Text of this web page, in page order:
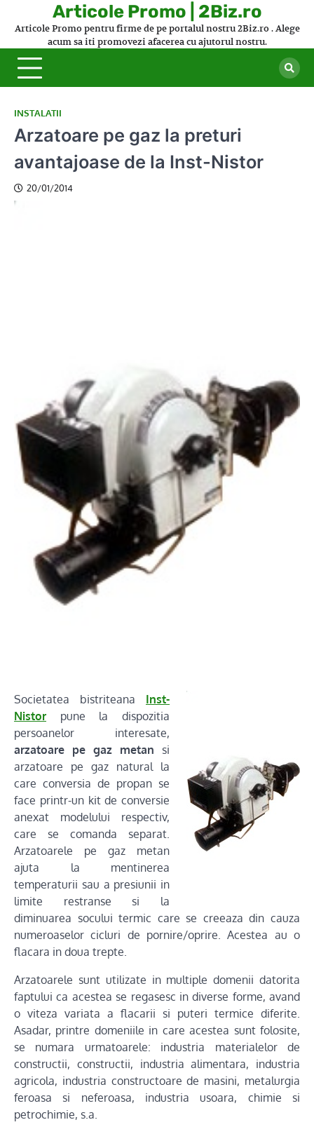
Articole Promo | 2Biz.ro
Articole Promo pentru firme de pe portalul nostru 2Biz.ro . Alege
acum sa iti promovezi afacerea cu ajutorul nostru.
INSTALATII
Arzatoare pe gaz la preturi
avantajoase de la Inst-Nistor
20/01/2014
Societatea bistriteana
Inst-
Nistor pune la dispozitia
persoanelor interesate,
arzatoare pe gaz metan si
arzatoare pe gaz natural la
care conversia de propan se
face printr-un kit de conversie
anexat modelului respectiv,
care se comanda separat.
Arzatoarele pe gaz metan
ajuta la mentinerea
temperaturii sau a presiunii in
limite restranse si la
diminuarea socului termic care se creeaza din cauza
numeroaselor cicluri de pornire/oprire. Acestea au o
flacara in doua trepte.
Arzatoarele sunt utilizate in multiple domenii datorita
faptului ca acestea se regasesc in diverse forme, avand
o viteza variata a flacarii si puteri termice diferite.
Asadar, printre domeniile in care acestea sunt folosite,
se numara urmatoarele: industria materialelor de
constructii, constructii, industria alimentara, industria
agricola, industria constructoare de masini, metalurgia
feroasa si neferoasa, industria usoara, chimie si
petrochimie, s.a.